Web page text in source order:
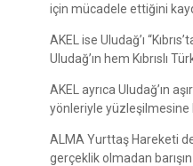
için mücadele ettiğini
AKEL ise Uludağ’ı
Uludağ’ın hem Kıbrıslı
AKEL ayrıca Uludağ’ın
yönleriyle yüzleşilmesine
ALMA Yurttaş Hareketi de
gerçeklik olmadan